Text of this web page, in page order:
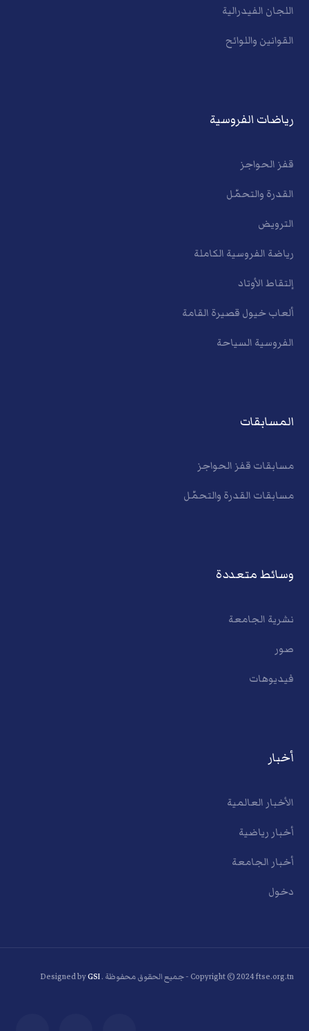
اللجان الفيدرالية
القوانين واللوائح
رياضات الفروسية
قفز الحواجز
القدرة والتحمّل
الترويض
رياضة الفروسية الكاملة
إلتقاط الأوتاد
ألعاب خيول قصيرة القامة
الفروسية السياحة
المسابقات
مسابقات قفز الحواجز
مسابقات القدرة والتحمّل
وسائط متعددة
نشرية الجامعة
صور
فيديوهات
أخبار
الأخبار العالمية
أخبار رياضية
أخبار الجامعة
دخول
Copyright © 2024 ftse.org.tn - جميع الحقوق محفوظة . Designed by GSI